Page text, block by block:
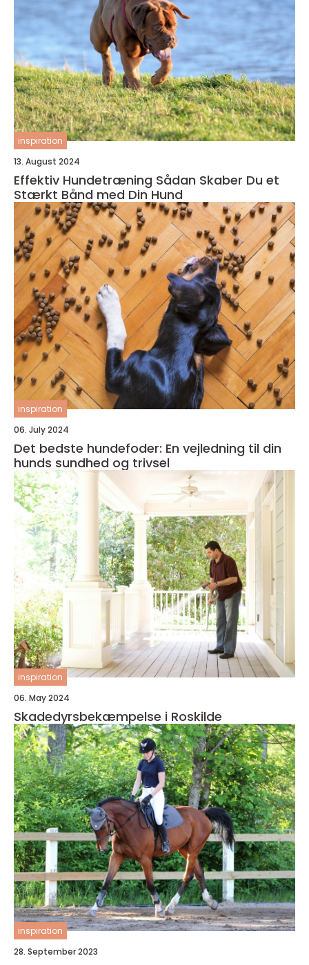
inspiration
13. August 2024
Effektiv Hundetræning Sådan Skaber Du et
Stærkt Bånd med Din Hund
inspiration
06. July 2024
Det bedste hundefoder: En vejledning til din
hunds sundhed og trivsel
inspiration
06. May 2024
Skadedyrsbekæmpelse i Roskilde
inspiration
28. September 2023